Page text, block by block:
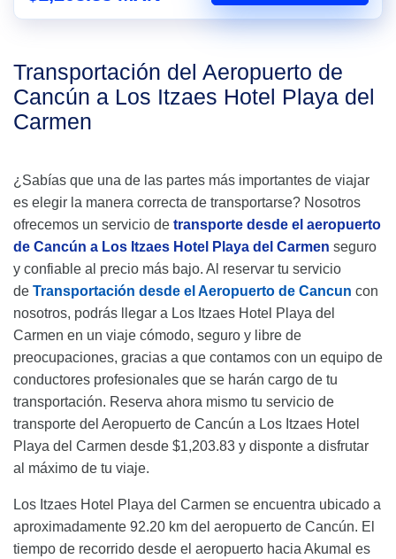
Transportación del Aeropuerto de
Cancún a Los Itzaes Hotel Playa del
Carmen
¿Sabías que una de las partes más importantes de viajar
es elegir la manera correcta de transportarse? Nosotros
ofrecemos un servicio de transporte desde el aeropuerto
de Cancún a Los Itzaes Hotel Playa del Carmen seguro
y confiable al precio más bajo. Al reservar tu servicio
de Transportación desde el Aeropuerto de Cancun con
nosotros, podrás llegar a Los Itzaes Hotel Playa del
Carmen en un viaje cómodo, seguro y libre de
preocupaciones, gracias a que contamos con un equipo de
conductores profesionales que se harán cargo de tu
transportación. Reserva ahora mismo tu servicio de
transporte del Aeropuerto de Cancún a Los Itzaes Hotel
Playa del Carmen desde $1,203.83 y disponte a disfrutar
al máximo de tu viaje.
Los Itzaes Hotel Playa del Carmen se encuentra ubicado a
aproximadamente 92.20 km del aeropuerto de Cancún. El
tiempo de recorrido desde el aeropuerto hacia Akumal es